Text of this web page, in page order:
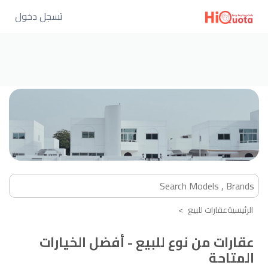
تسجل دخول
الرئيسيةعقارات للبيع
عقارات من نوع للبيع - أفضل الخيارات
المتاحة